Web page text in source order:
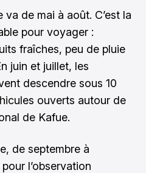
de mai à août. C’est la
pour voyager :
fraîches, peu de pluie
juin et juillet, les
descendre sous 10
ouverts autour de
de Kafue.
de septembre à
l’observation